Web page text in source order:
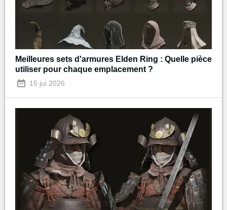
Meilleures sets d'armures Elden Ring : Quelle pièce
utiliser pour chaque emplacement ?
15 jui 2026